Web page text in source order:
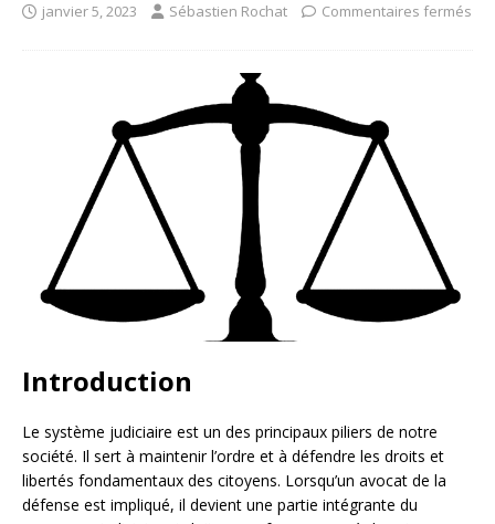
janvier 5, 2023 Sébastien Rochat Commentaires fermés
Introduction
Le système judiciaire est un des principaux piliers de notre
société. Il sert à maintenir l’ordre et à défendre les droits et
libertés fondamentaux des citoyens. Lorsqu’un avocat de la
défense est impliqué, il devient une partie intégrante du